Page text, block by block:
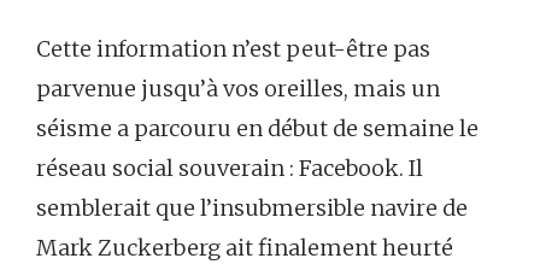
Cette information n’est peut-être pas
parvenue jusqu’à vos oreilles, mais un
séisme a parcouru en début de semaine le
réseau social souverain : Facebook. Il
semblerait que l’insubmersible navire de
Mark Zuckerberg ait finalement heurté